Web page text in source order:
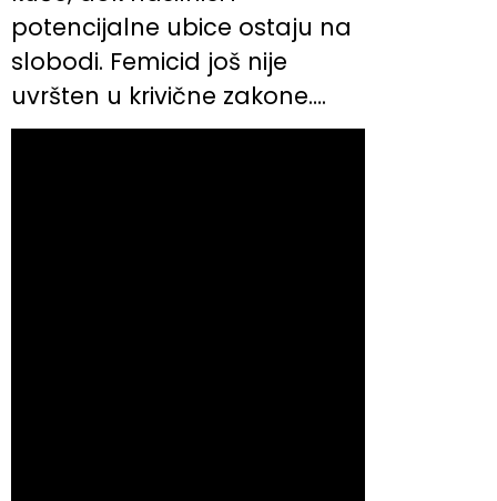
potencijalne ubice ostaju na
slobodi. Femicid još nije
uvršten u krivične zakone….